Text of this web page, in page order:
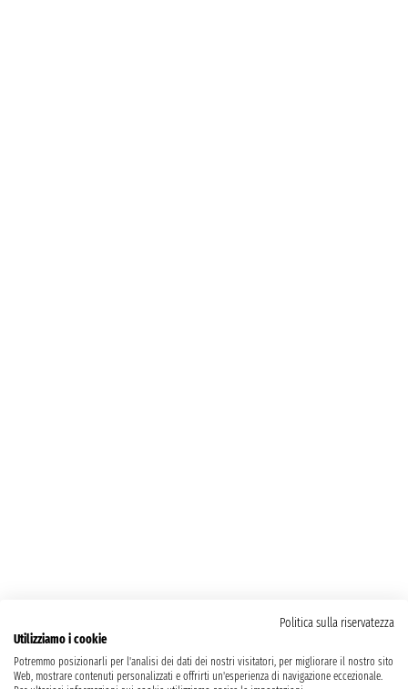
Politica sulla riservatezza
Utilizziamo i cookie
Potremmo posizionarli per l'analisi dei dati dei nostri visitatori, per migliorare il nostro sito
Web, mostrare contenuti personalizzati e offrirti un'esperienza di navigazione eccezionale.